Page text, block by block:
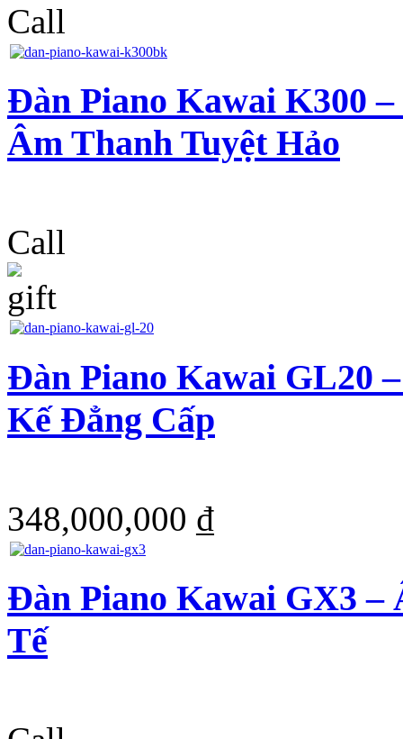
Call
Đàn Piano Kawai K300
Âm Thanh Tuyệt Hảo
Call
Đàn Piano Kawai GL20
Kế Đẳng Cấp
348,000,000 ₫
Đàn Piano Kawai GX3 –
Tế